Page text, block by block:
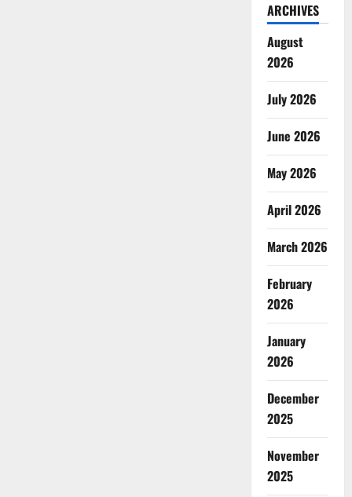
ARCHIVES
August
2026
July 2026
June 2026
May 2026
April 2026
March 2026
February
2026
January
2026
December
2025
November
2025